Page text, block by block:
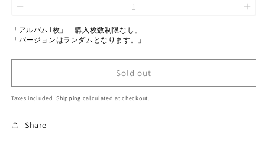
「アルバム1枚」「購入枚数制限なし」
「バージョンはランダムとなります。」
Sold out
Taxes included.Shipping calculated at checkout.
Share